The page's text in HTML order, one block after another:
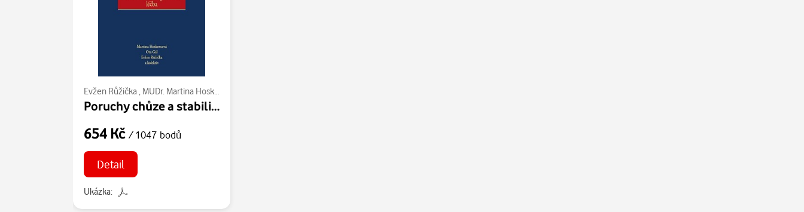
Evžen Růžička , MUDr. Martina Hoskovcová
Poruchy chůze a stability
654 Kč / 1047 bodů
Detail
Ukázka: